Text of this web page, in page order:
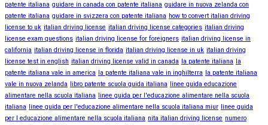
patente italiana guidare in canada con patente italiana guidare in nuova zelanda con
patente italiana guidare in svizzera con patente italiana how to convert italian driving
license to uk italian driving license italian driving license categories italian driving
license exam questions italian driving license for foreigners italian driving license in
california italian driving license in florida italian driving license in uk italian driving
license test in english italian driving license valid in canada la patente italiana
la
patente italiana vale in america
la patente italiana vale in inghilterra
la patente italiana
vale in nuova zelanda
libro patente scuola guida italiana
linee guida educazione
alimentare nella scuola italiana
linee guida per l'educazione alimentare nella scuola
italiana
linee guida per l'educazione alimentare nella scuola italiana miur linee guida
per l educazione alimentare nella scuola italiana nita italian driving license numero